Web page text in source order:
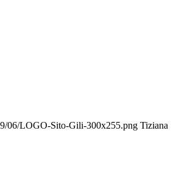
06/LOGO-Sito-Gili-300x255.png Tiziana